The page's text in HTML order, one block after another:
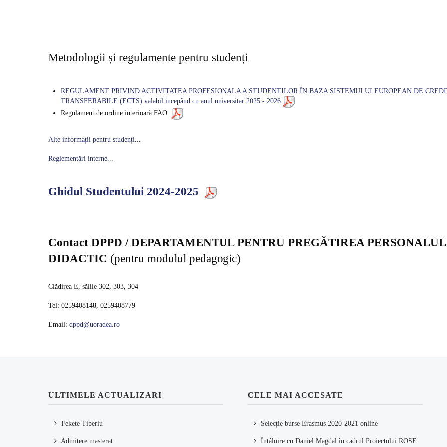
Metodologii și regulamente pentru studenți
REGULAMENT PRIVIND ACTIVITATEA PROFESIONALA A STUDENTILOR ÎN BAZA SISTEMULUI EUROPEAN DE
TRANSFERABILE (ECTS) valabil incepând cu anul universitar 2025 - 2026
Regulament de ordine interioară FAO
Alte informații pentru studenți...
Reglementări interne...
Ghidul Studentului 2024-2025
Contact DPPD / DEPARTAMENTUL PENTRU PREGĂTIREA
DIDACTIC (pentru modulul pedagogic)
Clădirea E, sălile 302, 303, 304
Tel: 0259408148, 0259408779
Email: dppd@uoradea.ro
ULTIMELE ACTUALIZARI
Fekete Tiberiu
Admitere masterat
CELE MAI ACCESATE
Selecție burse Erasmus 2020-2021 online
Întâlnire cu Daniel Magdal în cadrul Proiectului ROSE